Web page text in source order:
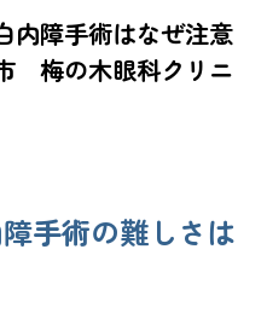
内障手術はなぜ注意
梅の木眼科クリニ
手術の難しさは